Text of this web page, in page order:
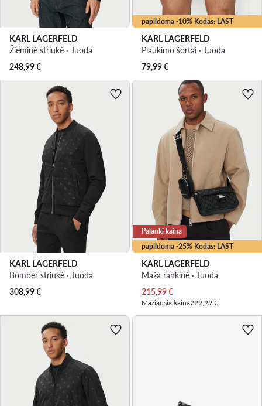
KARL LAGERFELD
Žieminė striukė · Juoda
248,99€
papildoma -10% Kodas: LAST
KARL LAGERFELD
Plaukimo šortai · Juoda
79,99€
KARL LAGERFELD
Bomber striukė · Juoda
308,99€
papildoma -25% Kodas: LAST
Palanki kaina
KARL LAGERFELD
Maža rankinė · Juoda
Dabartinė kaina
215,99€
Mažiausia kaina229,99 €